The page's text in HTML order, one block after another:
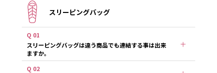
スリーピングバッグ
Q 01
スリーピングバッグは違う商品でも連結する事は出来
ますか。
Q 02